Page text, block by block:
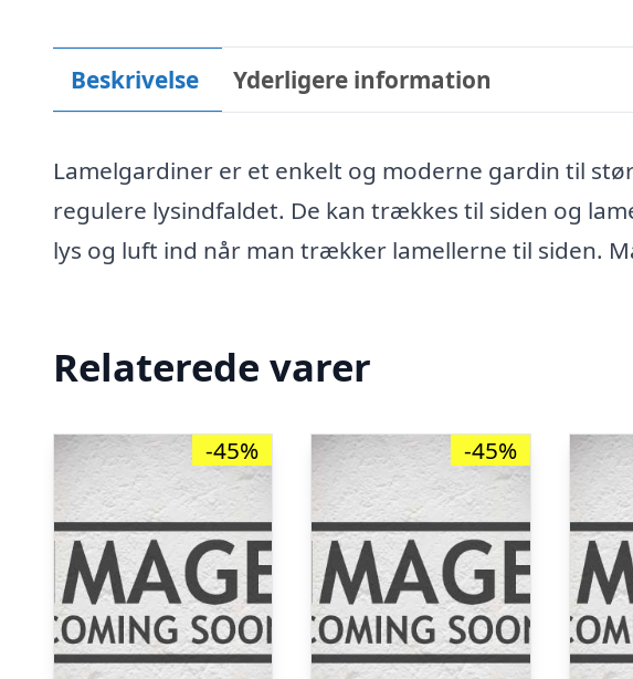
Beskrivelse Yderligere information
Lamelgardiner er et enkelt og moderne gardin til
regulere lysindfaldet. De kan trækkes til siden og
lys og luft ind når man trækker lamellerne til siden.
Relaterede varer
-45% -45%